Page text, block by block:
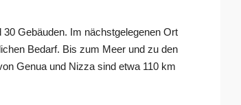
Gebäuden. Im nächstgelegenen Ort
Bedarf. Bis zum Meer und zu den
Genua und Nizza sind etwa 110 km